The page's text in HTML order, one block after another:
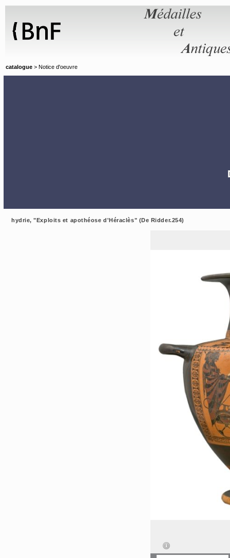
catalogue > Notice d'oeuvre
hydrie, "Exploits et apothéose d'Héraclès" (De Ridder.254)